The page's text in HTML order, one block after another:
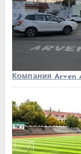
Компания Arven